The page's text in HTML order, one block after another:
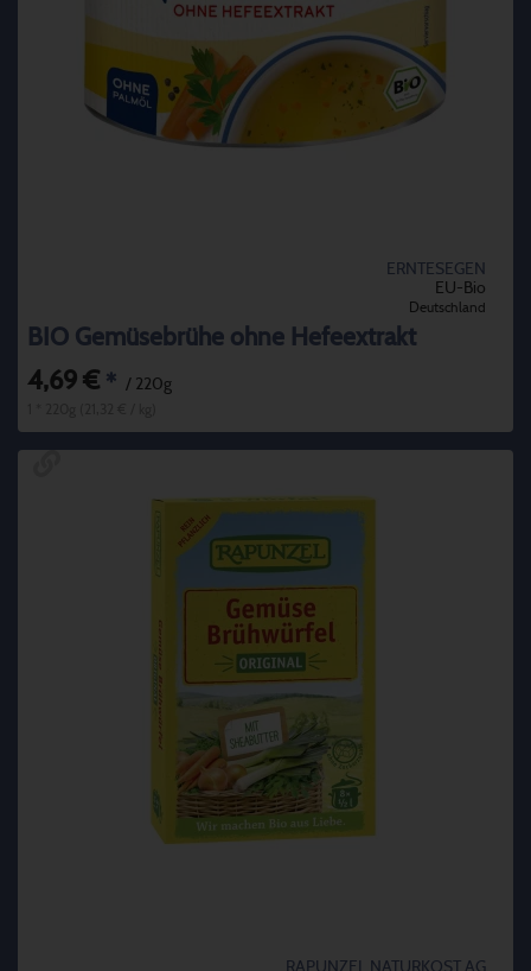
ERNTESEGEN
EU-Bio
Deutschland
BIO Gemüsebrühe ohne Hefeextrakt
4,69 € * / 220g
RAPUNZEL NATURKOST AG